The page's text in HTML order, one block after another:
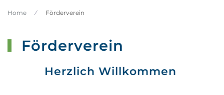
Home Förderverein
Förderverein
Herzlich Willkommen